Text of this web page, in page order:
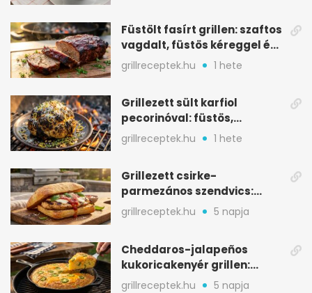
Füstölt fasírt grillen: szaftos
vagdalt, füstös kéreggel és
BBQ mázzal
grillreceptek.hu 1 hete
Grillezett sült karfiol
pecorinóval: füstös,
karamellizált nyári kedvenc
grillreceptek.hu 1 hete
Grillezett csirke-
parmezános szendvics:
ropogós csirke, olvadó sajt
grillreceptek.hu 5 napja
Cheddaros-jalapeños
kukoricakenyér grillen:
ropogós alj, puha belső
grillreceptek.hu 5 napja